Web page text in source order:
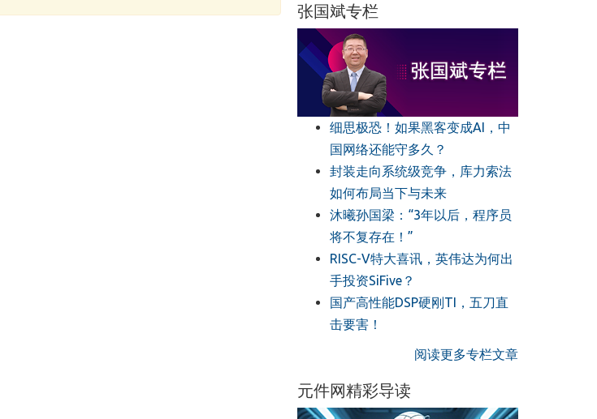
张国斌专栏
细思极恐！如果黑客变成AI，中
国网络还能守多久？
封装走向系统级竞争，库力索法
如何布局当下与未来
沐曦孙国梁：“3年以后，程序员
将不复存在！”
RISC-V特大喜讯，英伟达为何出
手投资SiFive？
国产高性能DSP硬刚TI，五刀直
击要害！
阅读更多专栏文章
元件网精彩导读